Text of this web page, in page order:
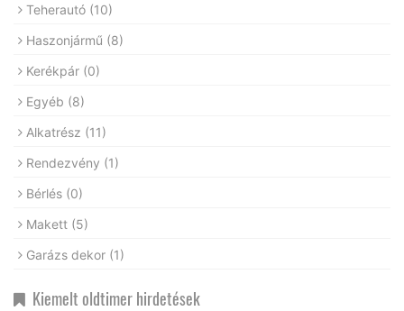
Teherautó (10)
Haszonjármű (8)
Kerékpár (0)
Egyéb (8)
Alkatrész (11)
Rendezvény (1)
Bérlés (0)
Makett (5)
Garázs dekor (1)
Kiemelt oldtimer hirdetések